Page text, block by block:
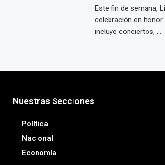
Este fin de semana,
celebración en honor
incluye conciertos, ...
Nuestras Secciones
Política
Nacional
Economía